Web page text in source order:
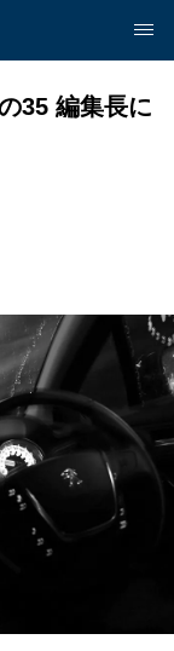
35 編集長に